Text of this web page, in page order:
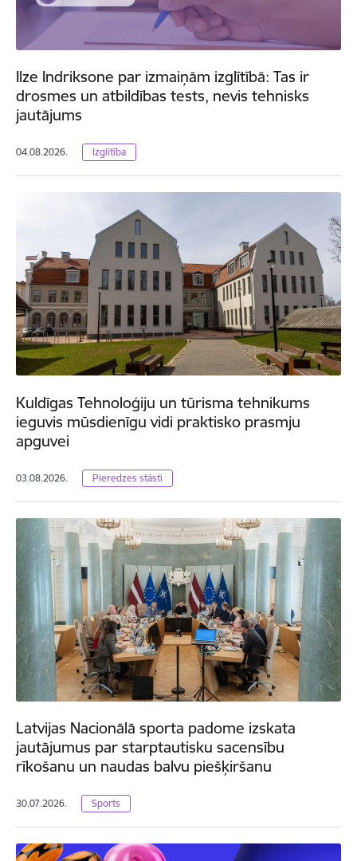
Ilze Indriksone par izmaiņām izglītībā: Tas ir
drosmes un atbildības tests, nevis tehnisks
jautājums
04.08.2026. Izglītība
Kuldīgas Tehnoloģiju un tūrisma tehnikums
ieguvis mūsdienīgu vidi praktisko prasmju
apguvei
03.08.2026. Pieredzes stāsti
Latvijas Nacionālā sporta padome izskata
jautājumus par starptautisku sacensību
rīkošanu un naudas balvu piešķiršanu
30.07.2026. Sports